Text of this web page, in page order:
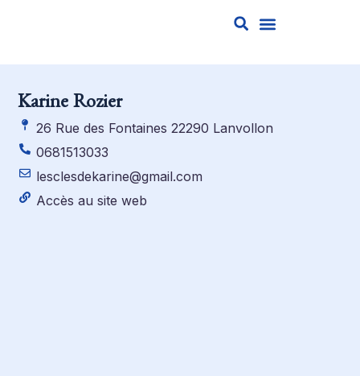
Karine Rozier
26 Rue des Fontaines 22290 Lanvollon
0681513033
lesclesdekarine@gmail.com
Accès au site web